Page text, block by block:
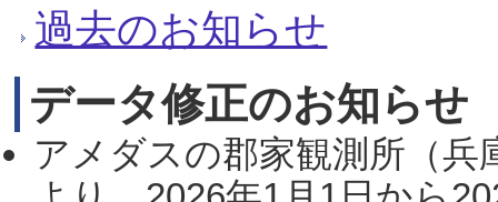
過去のお知らせ
データ修正のお知らせ
アメダスの郡家観測所（